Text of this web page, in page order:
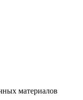
материалов